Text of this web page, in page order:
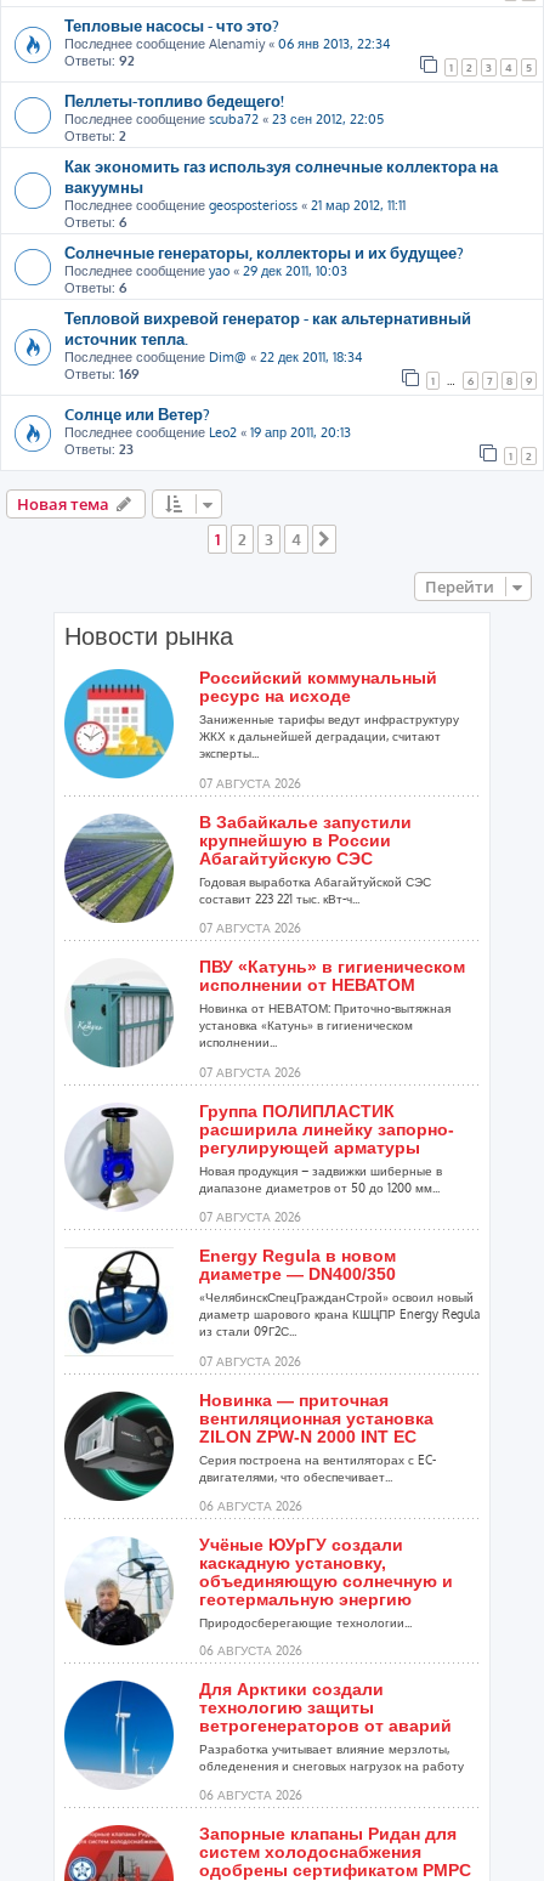
Тепловые насосы - что это?
Последнее сообщение Alenamiy« 06 янв 2013, 22:34
Ответы: 92 1 2 3 4 5
Пеллеты-топливо бедещего!
Последнее сообщение scuba72 « 23 сен 2012, 22:05
Ответы: 2
Как экономить газ используя солнечные коллектора на
вакуумны
Последнее сообщение geosposterioss « 21 мар 2012, 11:11
Ответы: 6
Солнечные генераторы, коллекторы и их будущее?
Последнее сообщение yao « 29 дек 2011, 10:03
Ответы: 6
Тепловой вихревой генератор - как альтернативный
источник тепла.
Последнее сообщение Dim@ « 22 дек 2011, 18:34
Ответы: 169 1 6 7 8 9
Cолнце или Ветер?
Последнее сообщение Leo2 « 19 апр 2011, 20:13
Ответы: 23 1 2
Новая тема
1
2 3 4
Перейти
Новости рынка
Российский коммунальный
ресурс на исходе
Заниженные тарифы ведут инфраструктуру
ЖКХ к дальнейшей деградации, считают
эксперты...
07 АВГУСТА 2026
В Забайкалье запустили
крупнейшую в России
Абагайтуйскую СЭС
Годовая выработка Абагайтуйской СЭС
составит 223 221 тыс. кВт-ч...
07 АВГУСТА 2026
ПВУ «Катунь» в гигиеническом
исполнении от НЕВАТОМ
Новинка от НЕВАТОМ: Приточно-вытяжная
установка «Катунь» в гигиеническом
исполнении...
07 АВГУСТА 2026
Группа ПОЛИПЛАСТИК
расширила линейку запорно-
регулирующей арматуры
Новая продукция – задвижки шиберные в
диапазоне диаметров от 50 до 1200 мм...
07 АВГУСТА 2026
Energy Regula в новом
диаметре — DN400/350
«ЧелябинскСпецГражданСтрой» освоил новый
диаметр шарового крана КШЦПР Energy Regula
из стали 09Г2С...
07 АВГУСТА 2026
Новинка — приточная
вентиляционная установка
ZILON ZPW-N 2000 INT EC
Серия построена на вентиляторах с EC-
двигателями, что обеспечивает...
06 АВГУСТА 2026
Учёные ЮУрГУ создали
каскадную установку,
объединяющую солнечную и
геотермальную энергию
Природосберегающие технологии...
06 АВГУСТА 2026
Для Арктики создали
технологию защиты
ветрогенераторов от аварий
Разработка учитывает влияние мерзлоты,
обледенения и снеговых нагрузок на работу
06 АВГУСТА 2026
Запорные клапаны Ридан для
систем холодоснабжения
одобрены сертификатом РМРС